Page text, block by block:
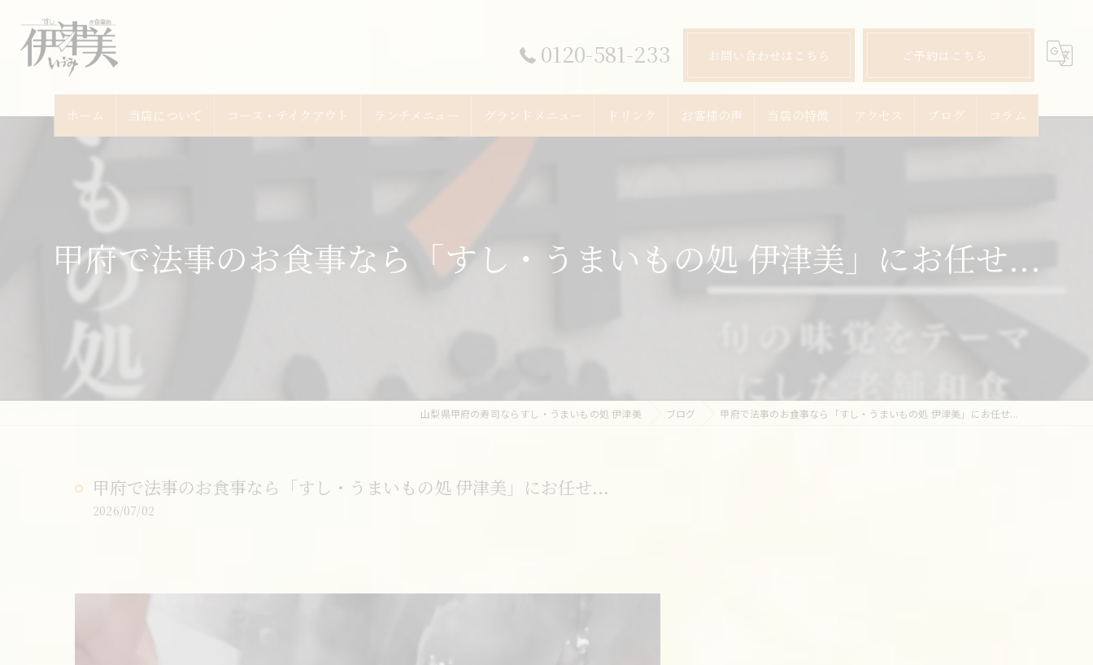
0120-581-233 お問い合わせはこちら ご予約はこちら
ホーム 当店について コース・テイクアウト ランチメニュー グランドメニュー ドリンク お客様の声 当店の特徴
宴会
飲み放題
アクセス ブログ コラム
甲府で法事のお食事なら「すし・うまいもの処 伊津美」にお任せ...
山梨県甲府の寿司ならすし・うまいもの処 伊津美 ブログ 甲府で法事のお食事なら「すし・うまいもの処 伊津美」にお任せ...
甲府で法事のお食事なら「すし・うまいもの処 伊津美」にお任せ...
2026/07/02